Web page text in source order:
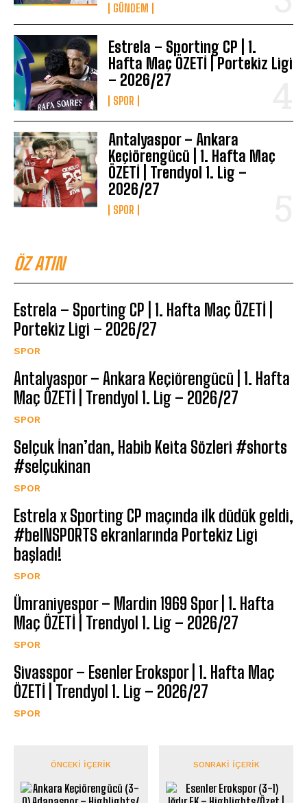
GÜNDEM
Estrela – Sporting CP | 1.
Hafta Maç ÖZETİ | Portekiz Ligi
– 2026/27
SPOR
Antalyaspor – Ankara
Keçiörengücü | 1. Hafta Maç
ÖZETİ | Trendyol 1. Lig –
2026/27
SPOR
ÖZ ATIN
Estrela – Sporting CP | 1. Hafta Maç ÖZETİ |
Portekiz Ligi – 2026/27
SPOR
Antalyaspor – Ankara Keçiörengücü | 1. Hafta
Maç ÖZETİ | Trendyol 1. Lig – 2026/27
SPOR
Selçuk İnan’dan, Habib Keita Sözleri #shorts
#selçukinan
SPOR
Estrela x Sporting CP maçında ilk düdük geldi,
#beINSPORTS ekranlarında Portekiz Ligi
başladı!
SPOR
Ümraniyespor – Mardin 1969 Spor | 1. Hafta
Maç ÖZETİ | Trendyol 1. Lig – 2026/27
SPOR
Sivasspor – Esenler Erokspor | 1. Hafta Maç
ÖZETİ | Trendyol 1. Lig – 2026/27
SPOR
ÖNCEKI İÇERIK SONRAKI İÇERIK